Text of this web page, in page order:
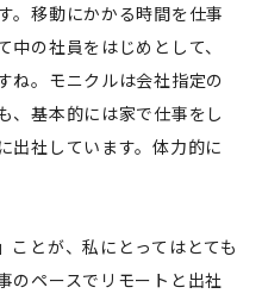
。移動にかかる時間を仕事
の社員をはじめとして、
ね。モニクルは会社指定の
、基本的には家で仕事をし
出社しています。体力的に
ことが、私にとってはとても
のペースでリモートと出社